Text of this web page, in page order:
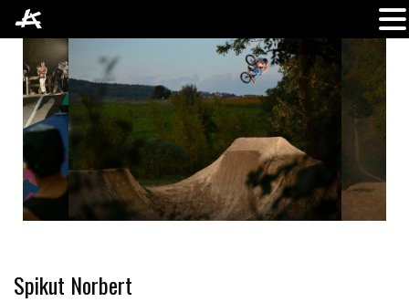
content
Spikut Norbert